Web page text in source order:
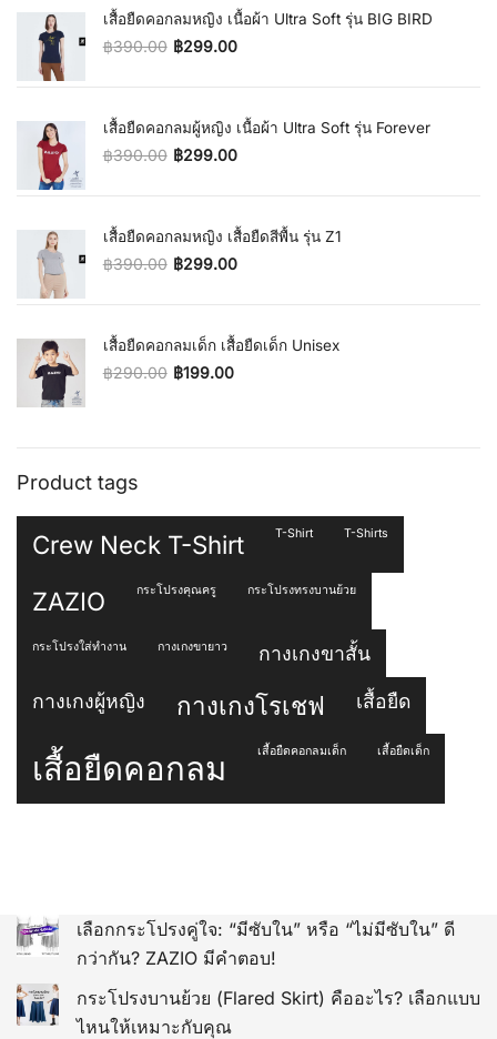
เสื้อยืดคอกลมหญิง เนื้อผ้า Ultra Soft รุ่น BIG BIRD
฿390.00
Original price was: ฿390.00.
฿299.00
Current price is: ฿299.00.
เสื้อยืดคอกลมผู้หญิง เนื้อผ้า Ultra Soft รุ่น Forever
฿390.00
Original price was: ฿390.00.
฿299.00
Current price is: ฿299.00.
เสื้อยืดคอกลมหญิง เสื้อยืดสีพื้น รุ่น Z1
฿390.00
Original price was: ฿390.00.
฿299.00
Current price is: ฿299.00.
เสื้อยืดคอกลมเด็ก เสื้อยืดเด็ก Unisex
฿290.00
Original price was: ฿290.00.
฿199.00
Current price is: ฿199.00.
Product tags
Crew Neck T-Shirt T-Shirt T-Shirts
ZAZIO กระโปรงคุณครู กระโปรงทรงบานย้วย
กระโปรงใส่ทำงาน กางเกงขายาว กางเกงขาสั้น
กางเกงผู้หญิง กางเกงโรเชฟ เสื้อยืด
เสื้อยืดคอกลม เสื้อยืดคอกลมเด็ก เสื้อยืดเด็ก
เลือกกระโปรงคู่ใจ: “มีซับใน” หรือ “ไม่มีซับใน” ดี
กว่ากัน? ZAZIO มีคำตอบ!
กระโปรงบานย้วย (Flared Skirt) คืออะไร? เลือกแบบ
ไหนให้เหมาะกับคุณ